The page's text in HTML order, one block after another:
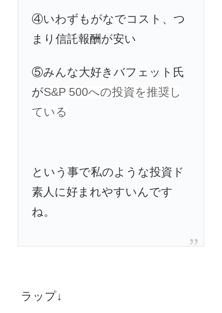
④いわずもがなでコスト、つ
まり信託報酬が安い
⑤みんな大好きバフェット氏
がS&P 500への投資を推奨し
ている
という事で私のような投資ド
素人に好まれやすいんです
ね。
ラップ↓